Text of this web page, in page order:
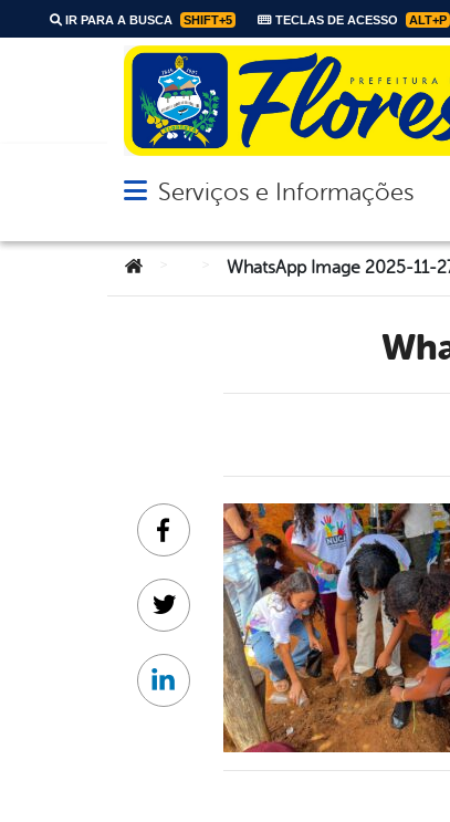
IR PARA A BUSCA SHIFT+5 TECLAS DE ACESSO ALT+P
Abrir menu principal de navegação
Serviços e Informações
Você está aqui:WhatsApp Image 2025-11-
Facebook
Twitter
Linkedin